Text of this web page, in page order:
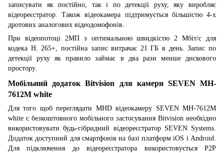
записувати як постійно, так і по детекції руху, яку виробляє
відеореєстратор. Також відеокамера підтримується більшістю 4-х
дротових аналогових відеодомофонів.
При відеопотоці 2МП з оптимальною швидкістю 2 Мбіт/с для
кодека H. 265+, постійна запис витрачає 21 ГБ в день. Запис по
детекції руху як правило займає в два рази менше дискового
простору.
Мобільний додаток Bitvision для камери SEVEN MH-
7612M white
Для того щоб переглядати MHD відеокамеру SEVEN MH-7612M
white c безкоштовного мобільного застосування Bitvision необхідно
використовувати будь-гібридний відеореєстратор SEVEN Systems.
Додаток доступний для смартфонів на базі платформ iOS і Android.
Для підключення до відеореєстратора використовується P2P